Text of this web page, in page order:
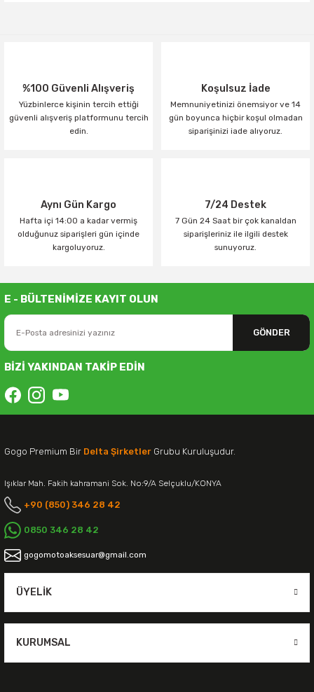
%100 Güvenli Alışveriş
Yüzbinlerce kişinin tercih ettiği
güvenli alışveriş platformunu tercih
edin.
Koşulsuz İade
Memnuniyetinizi önemsiyor ve 14
gün boyunca hiçbir koşul olmadan
siparişinizi iade alıyoruz.
Aynı Gün Kargo
Hafta içi 14:00 a kadar vermiş
olduğunuz siparişleri gün içinde
kargoluyoruz.
7/24 Destek
7 Gün 24 Saat bir çok kanaldan
siparişleriniz ile ilgili destek
sunuyoruz.
E - BÜLTENİMİZE KAYIT OLUN
GÖNDER
BİZİ YAKINDAN TAKİP EDİN
Gogo Premium Bir Delta Şirketler Grubu Kuruluşudur.
Işıklar Mah. Fakih kahramani Sok. No:9/A Selçuklu/KONYA
+90 (850) 346 28 42
0850 346 28 42
gogomotoaksesuar@gmail.com
ÜYELIK
KURUMSAL